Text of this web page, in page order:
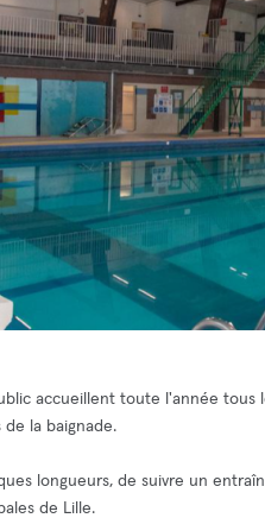
accueillent toute l'année
la baignade.
longueurs, de suivre un
de Lille.